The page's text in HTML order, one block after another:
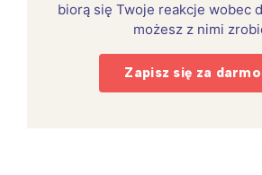
biorą się Twoje reakcje wobec
możesz z nimi
Zapisz się za